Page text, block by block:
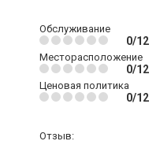
Обслуживание
0/12
Месторасположение
0/12
Ценовая политика
0/12
Отзыв: